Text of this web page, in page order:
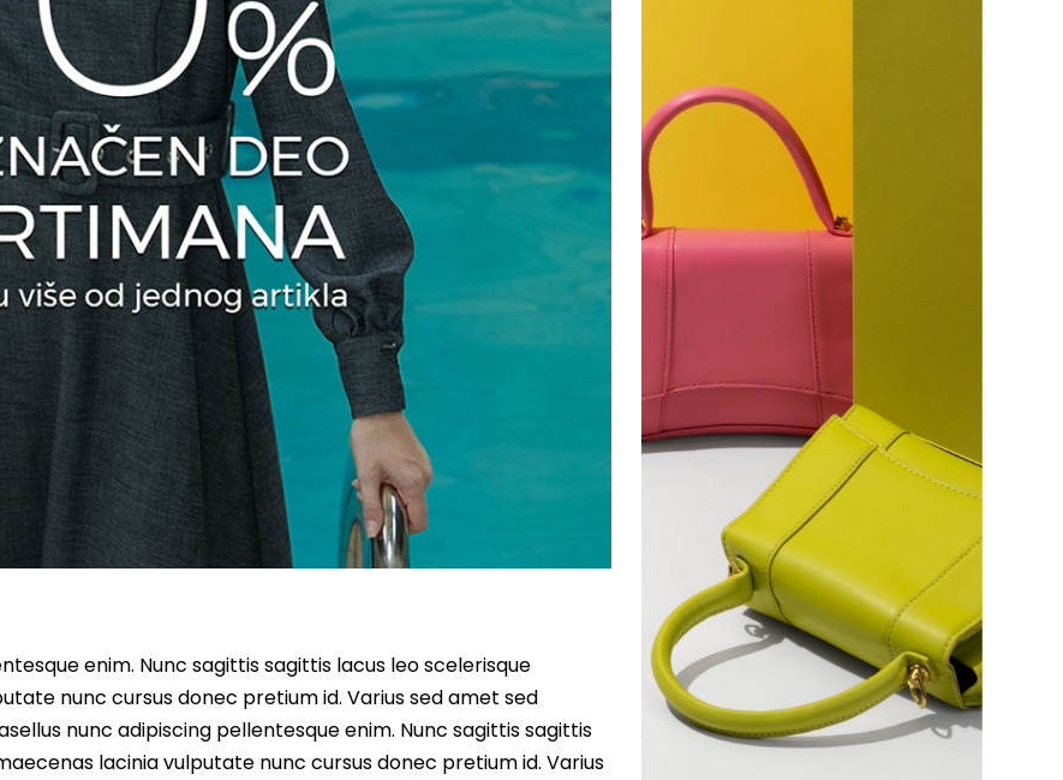
enim. Nunc sagittis sagittis lacus leo scelerisque
nunc cursus donec pretium id. Varius sed amet sed
nunc adipiscing pellentesque enim. Nunc sagittis sagittis
lacinia vulputate nunc cursus donec pretium id. Varius